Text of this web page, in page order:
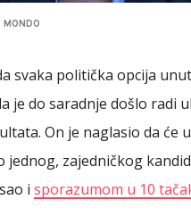
svaka politička opcija
je do saradnje došlo radi
On je naglasio da će
jednog, zajedničkog
i sporazumom u 10